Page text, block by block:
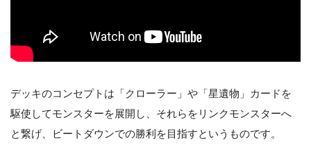
デッキのコンセプトは「クローラー」や「星遺物」カードを
駆使してモンスターを展開し、それらをリンクモンスターへ
と繋げ、ビートダウンでの勝利を目指すというものです。